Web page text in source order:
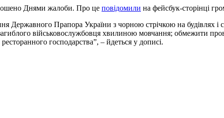
Днями жалоби. Про це повідомили на фейсбук-сторінці
Державного Прапора України з чорною стрічкою на будівлях і
військовослужбовця хвилиною мовчання; обмежити
господарства”, – йдеться у дописі.